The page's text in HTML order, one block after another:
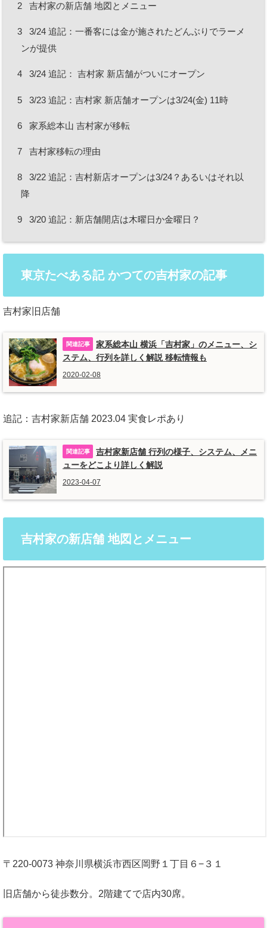
2 吉村家の新店舗 地図とメニュー
3
3/24 追記：一番客には金が施されたどんぶりでラーメ
ンが提供
4 3/24 追記： 吉村家 新店舗がついにオープン
5 3/23 追記：吉村家 新店舗オープンは3/24(金) 11時
6 家系総本山 吉村家が移転
7 吉村家移転の理由
8
3/22 追記：吉村新店オープンは3/24？あるいはそれ以
降
9 3/20 追記：新店舗開店は木曜日か金曜日？
東京たべある記 かつての吉村家の記事
吉村家旧店舗
家系総本山 横浜「吉村家」のメニュー、シ
ステム、行列を詳しく解説 移転情報も
2020-02-08
追記：吉村家新店舗 2023.04 実食レポあり
吉村家新店舗 行列の様子、システム、メニ
ューをどこより詳しく解説
2023-04-07
吉村家の新店舗 地図とメニュー
〒220-0073 神奈川県横浜市西区岡野１丁目６−３１
旧店舗から徒歩数分。2階建てで店内30席。